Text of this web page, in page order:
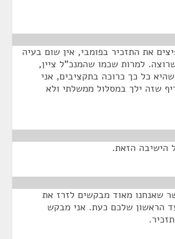
את התזכיר בפומבי, אין שום בעיה
למרות שכמו שהמנכ"ל ציין,
כל כך כרוכה בתקציבים, אני
שזה ילך במסלול ממשלתי ולא
הישיבה הזאת.
שאנחנו מאוד מבקשים לזרז את
הראשון שלכם כעת. אני מבקש